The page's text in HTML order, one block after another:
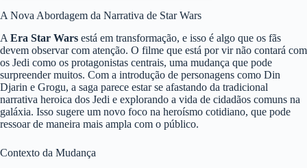
A Nova Abordagem da Narrativa de Star Wars
A Era Star Wars está em transformação, e isso é algo que os fãs
devem observar com atenção. O filme que está por vir não contará com
os Jedi como os protagonistas centrais, uma mudança que pode
surpreender muitos. Com a introdução de personagens como Din
Djarin e Grogu, a saga parece estar se afastando da tradicional
narrativa heroica dos Jedi e explorando a vida de cidadãos comuns na
galáxia. Isso sugere um novo foco na heroísmo cotidiano, que pode
ressoar de maneira mais ampla com o público.
Contexto da Mudança